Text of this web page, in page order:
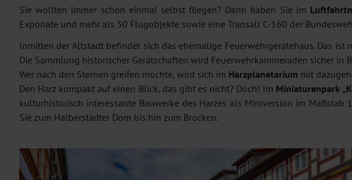
Sie wollten immer schon einmal selbst fliegen? Dann haben Sie im
Exponate und mehr als 50 Flugobjekte sowie eine Transall C-160 der
Inmitten der Altstadt befindet sich das ehemalige Feuerwehrgerätehaus. Das
Die Sammlung historischer Gerätschaften wird Feuerwehrkammeraden sicher in
Wer nach den Sternen greifen möchte, wird sich im Harzplanetarium mit
Den Harz kompakt auf einen Blick, das gibt es nicht? Doch! Im Miniaturenpark
kulturhistorisch interessante Bauwerke des Harzes als Miniversion im
Sie zum Halberstädter Dom bis hin zum Brocken.